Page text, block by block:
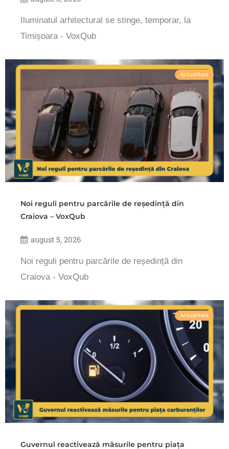
Iluminatul arhitectural se stinge, temporar, la
Timișoara - VoxQub
Actualitate
Noi reguli pentru parcările de reședință din
Craiova – VoxQub
august 5, 2026
Noi reguli pentru parcările de reședință din
Craiova - VoxQub
Actualitate
Guvernul reactivează măsurile pentru piața